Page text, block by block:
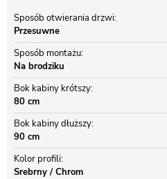
Sposób otwierania drzwi
Przesuwne
Sposób montażu
Na brodziku
Bok kabiny krótszy
80 cm
Bok kabiny dłuższy
90 cm
Kolor profili
Srebrny / Chrom